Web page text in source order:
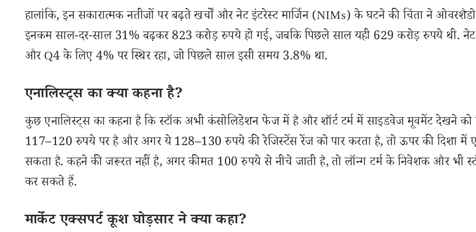
हालांकि, इन सकारात्मक नतीजों पर बढ़ते खर्चों और नेट इंटरेस्ट मार्जिन (NIMs) के घटने की चिंता ने
इनकम साल-दर-साल 31% बढ़कर 823 करोड़ रुपये हो गई, जबकि पिछले साल यही 629 करोड़ रुपये थी. नेट
और Q4 के लिए 4% पर स्थिर रहा, जो पिछले साल इसी समय 3.8% था.
एनालिस्ट्स का क्या कहना है?
कुछ एनालिस्ट्स का कहना है कि स्टॉक अभी कंसोलिडेशन फेज में है और शॉर्ट टर्म में साइडवेज मूवमेंट देखने को
117–120 रुपये पर है और अगर ये 128–130 रुपये की रेजिस्टेंस रेंज को पार करता है, तो ऊपर की दिशा में
सकता है. कहने की जरूरत नहीं है, अगर कीमत 100 रुपये से नीचे जाती है, तो लॉन्ग टर्म के निवेशक और भी
कर सकते हैं.
मार्केट एक्सपर्ट कूश घोड़सार ने क्या कहा?